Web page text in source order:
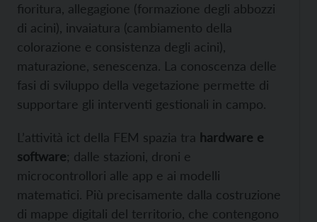
fioritura, allegagione (formazione degli abbozzi
di acini), invaiatura (cambiamento della
colorazione e consistenza degli acini),
maturazione, senescenza. La conoscenza delle
fasi di sviluppo della vegetazione permette di
supportare gli interventi gestionali in campo.
L’attività ict della FEM spazia tra hardware e
software; dalle stazioni, droni e
microcontrollori alle app e ai modelli
matematici. Più precisamente dalla costruzione
di mappe digitali del territorio, che contengono